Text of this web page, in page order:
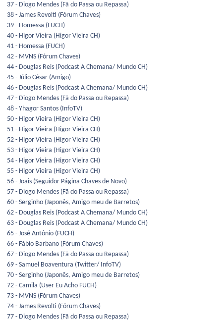
37 - Diogo Mendes (Fã do Passa ou Repassa)
38 - James Revolti (Fórum Chaves)
39 - Homessa (FUCH)
40 - Higor Vieira (Higor Vieira CH)
41 - Homessa (FUCH)
42 - MVNS (Fórum Chaves)
44 - Douglas Reis (Podcast A Chemana/ Mundo CH)
45 - Júlio César (Amigo)
46 - Douglas Reis (Podcast A Chemana/ Mundo CH)
47 - Diogo Mendes (Fã do Passa ou Repassa)
48 - Yhagor Santos (InfoTV)
50 - Higor Vieira (Higor Vieira CH)
51 - Higor Vieira (Higor Vieira CH)
52 - Higor Vieira (Higor Vieira CH)
53 - Higor Vieira (Higor Vieira CH)
54 - Higor Vieira (Higor Vieira CH)
55 - Higor Vieira (Higor Vieira CH)
56 - Joais (Seguidor Página Chaves de Novo)
57 - Diogo Mendes (Fã do Passa ou Repassa)
60 - Serginho (Japonês, Amigo meu de Barretos)
62 - Douglas Reis (Podcast A Chemana/ Mundo CH)
63 - Douglas Reis (Podcast A Chemana/ Mundo CH)
65 - José Antônio (FUCH)
66 - Fábio Barbano (Fórum Chaves)
67 - Diogo Mendes (Fã do Passa ou Repassa)
69 - Samuel Boaventura (Twitter/ InfoTV)
70 - Serginho (Japonês, Amigo meu de Barretos)
72 - Camila (User Eu Acho FUCH)
73 - MVNS (Fórum Chaves)
74 - James Revolti (Fórum Chaves)
77 - Diogo Mendes (Fã do Passa ou Repassa)